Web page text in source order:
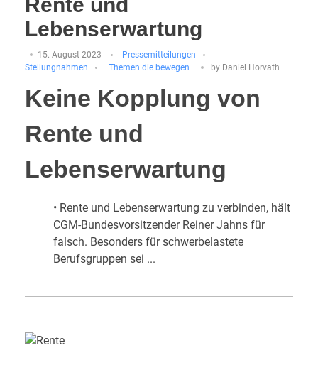
Lebenserwartung
15. August 2023
Pressemitteilungen
Stellungnahmen
Themen die bewegen by Daniel Horvath
Keine Kopplung von
Rente und
Lebenserwartung
• Rente und Lebenserwartung zu verbinden, hält
CGM-Bundesvorsitzender Reiner Jahns für
falsch. Besonders für schwerbelastete
Berufsgruppen sei ...